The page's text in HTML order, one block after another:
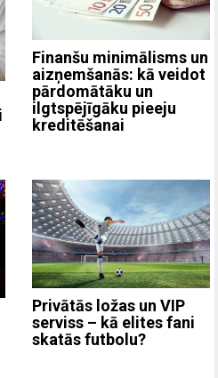
Finanšu minimālisms un
aizņemšanās: kā veidot
pārdomātāku un
ilgtspējīgāku pieeju
kreditēšanai
Privātās ložas un VIP
serviss – kā elites fani
skatās futbolu?